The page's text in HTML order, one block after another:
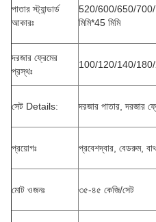
পাতার স্ট্যান্ডার্ড
আকারঃ
520/600/650/700/
মিমি*45 মিমি
দরজার ফ্রেমের
প্রস্থঃ
100/120/140/180/
সেট Details: দরজার পাতার, দরজার
প্রয়োগঃ প্রবেশদ্বার, বেডরুম,
মোট ওজনঃ ৩৫-৪৫ কেজি/সেট